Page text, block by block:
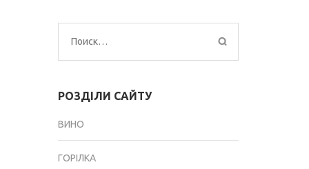
Найти:
РОЗДІЛИ САЙТУ
ВИНО
ГОРІЛКА